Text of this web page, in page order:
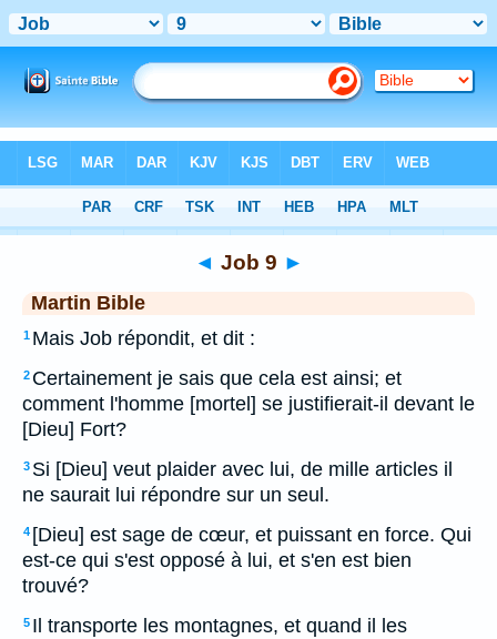
◄ Job 9 ►
Martin Bible
1 Mais Job répondit, et dit :
2 Certainement je sais que cela est ainsi; et
comment l'homme [mortel] se justifierait-il devant le
[Dieu] Fort?
3 Si [Dieu] veut plaider avec lui, de mille articles il
ne saurait lui répondre sur un seul.
4 [Dieu] est sage de cœur, et puissant en force. Qui
est-ce qui s'est opposé à lui, et s'en est bien
trouvé?
5 Il transporte les montagnes, et quand il les